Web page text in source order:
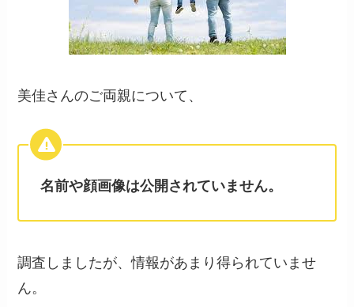
美佳さんのご両親について、
名前や顔画像は公開されていません。
調査しましたが、情報があまり得られていませ
ん。